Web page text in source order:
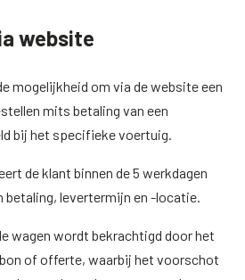
website
mogelijkheid om via de website een
mits betaling van een
bij het specifieke voertuig.
de klant binnen de 5 werkdagen
levertermijn en -locatie.
wagen wordt bekrachtigd door het
of offerte, waarbij het voorschot